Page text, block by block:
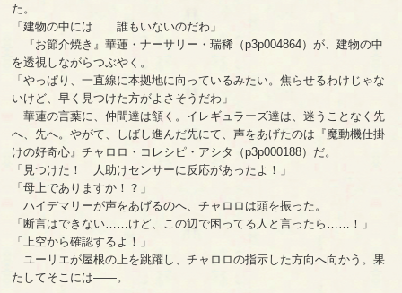
た。
「建物の中には……誰もいないのだわ」
『お節介焼き』華蓮・ナーサリー・瑞稀（p3p004864）が、建物の中
を透視しながらつぶやく。
「やっぱり、一直線に本拠地に向っているみたい。焦らせるわけじゃな
いけど、早く見つけた方がよさそうだわ」
華蓮の言葉に、仲間達は頷く。イレギュラーズ達は、迷うことなく先
へ、先へ。やがて、しばし進んだ先にて、声をあげたのは『魔動機仕掛
けの好奇心』チャロロ・コレシピ・アシタ（p3p000188）だ。
「見つけた！ 人助けセンサーに反応があったよ！」
「母上でありますか！？」
ハイデマリーが声をあげるのへ、チャロロは頭を振った。
「断言はできない……けど、この辺で困ってる人と言ったら……！」
「上空から確認するよ！」
ユーリエが屋根の上を跳躍し、チャロロの指示した方向へ向かう。果
たしてそこには――。